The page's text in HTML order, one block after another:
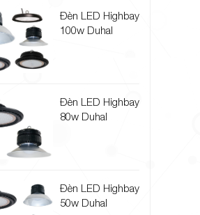
Đèn LED Highbay
100w Duhal
Đèn LED Highbay
80w Duhal
Đèn LED Highbay
50w Duhal